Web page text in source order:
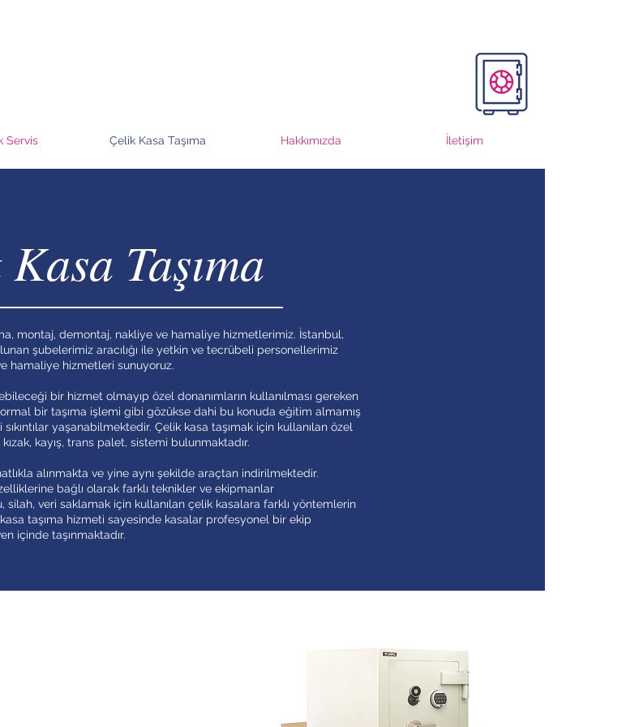
Servis Çelik Kasa Taşıma Hakkımızda İletişim
Taşıma
montaj, demontaj, nakliye ve hamaliye hizmetlerimiz. İstanbul,
şubelerimiz aracılığı ile yetkin ve tecrübeli personellerimiz
hamaliye hizmetleri sunuyoruz.
bir hizmet olmayıp özel donanımların kullanılması gereken
bir taşıma işlemi gibi gözükse dahi bu konuda eğitim almamış
yaşanabilmektedir. Çelik kasa taşımak için kullanılan özel
kayış, trans palet, sistemi bulunmaktadır.
alınmakta ve yine aynı şekilde araçtan indirilmektedir.
bağlı olarak farklı teknikler ve ekipmanlar
silah, veri saklamak için kullanılan çelik kasalara farklı yöntemlerin
taşıma hizmeti sayesinde kasalar profesyonel bir ekip
içinde taşınmaktadır.